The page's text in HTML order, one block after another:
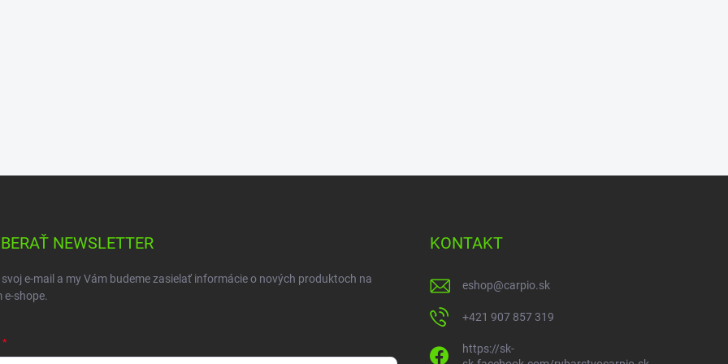
NEWSLETTER
e-mail a my Vám budeme zasielať informácie o nových produktoch na
e-shope.
KONTAKT
eshop@carpio.sk
+421 907 857 319
https://sk-